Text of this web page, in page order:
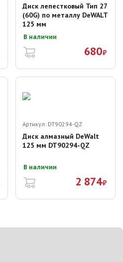
Диск лепестковый Тип 27
(60G) по металлу DeWALT
125 мм
В наличии
680₽
Артикул: DT90294-QZ
Диск алмазный DeWalt
125 мм DT90294-QZ
В наличии
2 874₽